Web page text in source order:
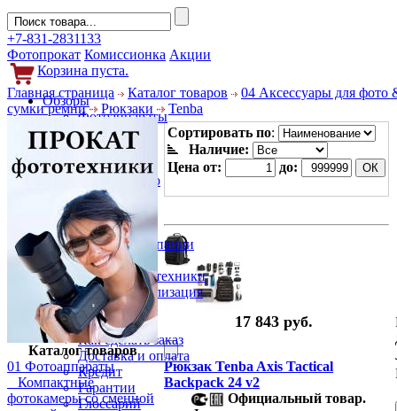
+7-831-2831133
Фотопрокат Комиссионка Акции
Корзина пуста.
Обзоры
Фотоаппараты
Объективы
Фильтры
Новости
Фото и видео
Гаджеты
Аксессуары
Слухи
Новости компании
Услуги
Прокат фототехники
Выкуп и реализация
Покупателям
Акции
Как сделать заказ
Доставка и оплата
Кредит
Гарантии
Глоссарий
Главная страница Каталог товаров
04 Аксессуары для фото
сумки ремни
Рюкзаки Tenba
Каталог товаров
01 Фотоаппараты
Компактные
фотокамеры со сменной
Сортировать по:
Наличие:
Цена от:
до:
17 843 руб.
Рюкзак Tenba Axis Tactical
Backpack 24 v2
Официальный товар.